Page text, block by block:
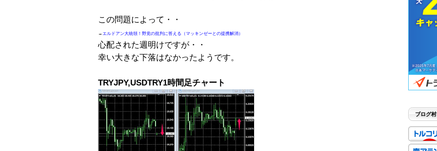
この問題によって・・
→ エルドアン大統領！野党の批判に答える（マッキンゼーとの提携解消）
心配された週明けですが・・
幸い大きな下落はなかったようです。
TRYJPY,USDTRY1時間足チャート
ブログ村